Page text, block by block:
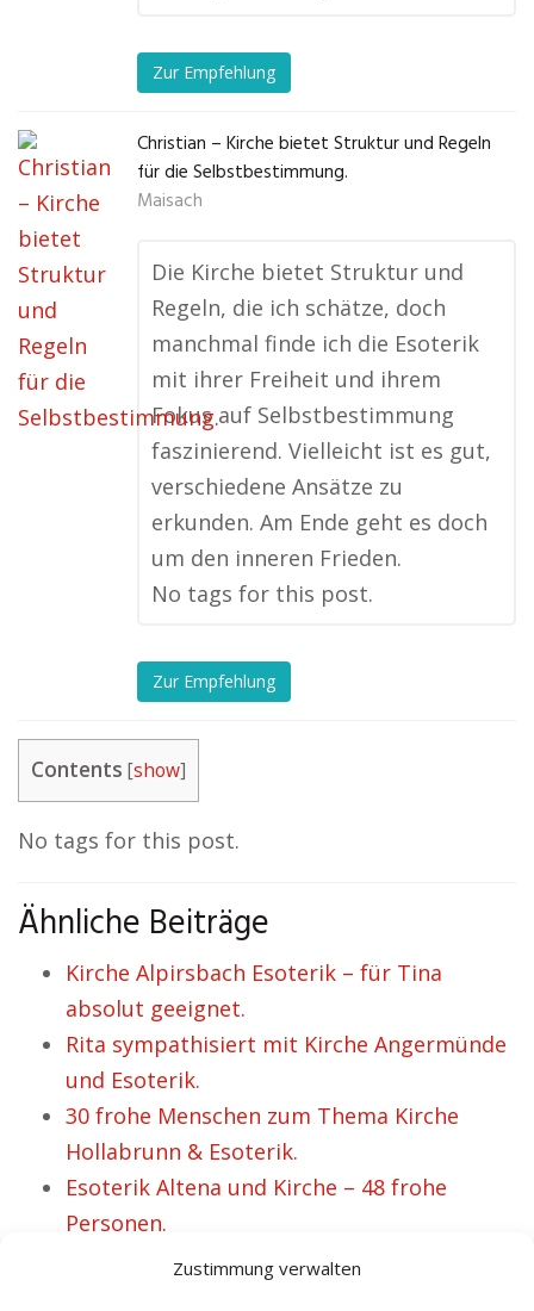
Zustimmung verwalten
Zur Empfehlung
Christian – Kirche bietet Struktur und Regeln
für die Selbstbestimmung.
Maisach
Die Kirche bietet Struktur und
Regeln, die ich schätze, doch
manchmal finde ich die Esoterik
mit ihrer Freiheit und ihrem
Fokus auf Selbstbestimmung
faszinierend. Vielleicht ist es gut,
verschiedene Ansätze zu
erkunden. Am Ende geht es doch
um den inneren Frieden.
No tags for this post.
Zur Empfehlung
Contents [show]
No tags for this post.
Ähnliche Beiträge
Kirche Alpirsbach Esoterik – für Tina
absolut geeignet.
Rita sympathisiert mit Kirche Angermünde
und Esoterik.
30 frohe Menschen zum Thema Kirche
Hollabrunn & Esoterik.
Esoterik Altena und Kirche – 48 frohe
Personen.
Esoterik Geseke i.V. mit Kirche steht für